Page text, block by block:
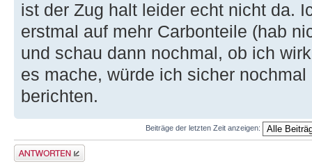
ist der Zug halt leider echt nicht da.
erstmal auf mehr Carbonteile (hab
und schau dann nochmal, ob ich
es mache, würde ich sicher
berichten.
Beiträge der letzten Zeit anzeigen:
Antwort erstellen